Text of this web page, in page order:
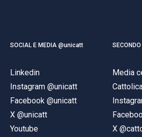
SOCIAL E MEDIA @unicatt
Linkedin
Instagram @unicatt
Facebook @unicatt
X @unicatt
Youtube
Media
X